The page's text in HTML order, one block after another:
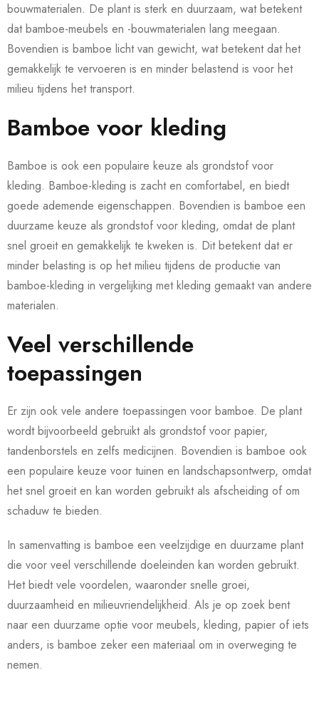
bouwmaterialen. De plant is sterk en duurzaam, wat betekent
dat bamboe-meubels en -bouwmaterialen lang meegaan.
Bovendien is bamboe licht van gewicht, wat betekent dat het
gemakkelijk te vervoeren is en minder belastend is voor het
milieu tijdens het transport.
Bamboe voor kleding
Bamboe is ook een populaire keuze als grondstof voor
kleding. Bamboe-kleding is zacht en comfortabel, en biedt
goede ademende eigenschappen. Bovendien is bamboe een
duurzame keuze als grondstof voor kleding, omdat de plant
snel groeit en gemakkelijk te kweken is. Dit betekent dat er
minder belasting is op het milieu tijdens de productie van
bamboe-kleding in vergelijking met kleding gemaakt van andere
materialen.
Veel verschillende
toepassingen
Er zijn ook vele andere toepassingen voor bamboe. De plant
wordt bijvoorbeeld gebruikt als grondstof voor papier,
tandenborstels en zelfs medicijnen. Bovendien is bamboe ook
een populaire keuze voor tuinen en landschapsontwerp, omdat
het snel groeit en kan worden gebruikt als afscheiding of om
schaduw te bieden.
In samenvatting is bamboe een veelzijdige en duurzame plant
die voor veel verschillende doeleinden kan worden gebruikt.
Het biedt vele voordelen, waaronder snelle groei,
duurzaamheid en milieuvriendelijkheid. Als je op zoek bent
naar een duurzame optie voor meubels, kleding, papier of iets
anders, is bamboe zeker een materiaal om in overweging te
nemen.